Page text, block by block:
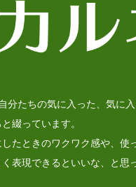
分たちの気に入った、気に
綴っています。
たときのワクワク感や、使
表現できるといいな、と思